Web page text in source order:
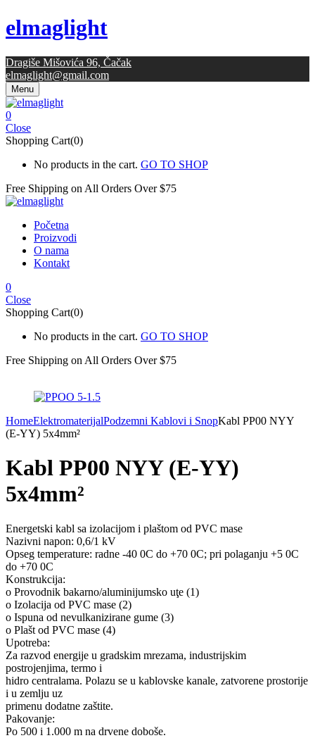
elmaglight
Dragiše Mišovića 96, Čačak
elmaglight@gmail.com
Menu
0
Close
Shopping Cart(0)
No products in the cart. GO TO SHOP
Free Shipping on All Orders Over $75
Početna
Proizvodi
O nama
Kontakt
0
Close
Shopping Cart(0)
No products in the cart. GO TO SHOP
Free Shipping on All Orders Over $75
HomeElektromaterijalPodzemni Kablovi i SnopKabl PP00 NYY
(E-YY) 5x4mm²
Kabl PP00 NYY (E-YY)
5x4mm²
Energetski kabl sa izolacijom i plaštom od PVC mase
Nazivni napon: 0,6/1 kV
Opseg temperature: radne -40 0C do +70 0C; pri polaganju +5 0C
do +70 0C
Konstrukcija:
o Provodnik bakarno/aluminijumsko uţe (1)
o Izolacija od PVC mase (2)
o Ispuna od nevulkanizirane gume (3)
o Plašt od PVC mase (4)
Upotreba:
Za razvod energije u gradskim mrezama, industrijskim
postrojenjima, termo i
hidro centralama. Polazu se u kablovske kanale, zatvorene prostorije
i u zemlju uz
primenu dodatne zaštite.
Pakovanje:
Po 500 i 1.000 m na drvene doboše.